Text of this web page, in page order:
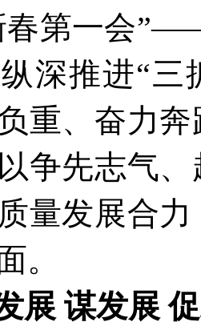
一会”——
深推进“三
重、奋力
争先志气
量发展合
。
展 谋发展